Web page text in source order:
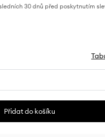
30 dnů před poskytnutím
Přidat do košíku